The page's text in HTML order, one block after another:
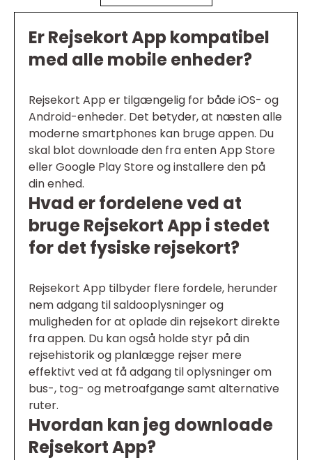
Er Rejsekort App kompatibel
med alle mobile enheder?
Rejsekort App er tilgængelig for både iOS- og
Android-enheder. Det betyder, at næsten alle
moderne smartphones kan bruge appen. Du
skal blot downloade den fra enten App Store
eller Google Play Store og installere den på
din enhed.
Hvad er fordelene ved at
bruge Rejsekort App i stedet
for det fysiske rejsekort?
Rejsekort App tilbyder flere fordele, herunder
nem adgang til saldooplysninger og
muligheden for at oplade din rejsekort direkte
fra appen. Du kan også holde styr på din
rejsehistorik og planlægge rejser mere
effektivt ved at få adgang til oplysninger om
bus-, tog- og metroafgange samt alternative
ruter.
Hvordan kan jeg downloade
Rejsekort App?